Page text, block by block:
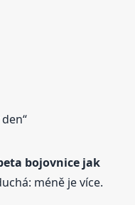
bojovnice jak
méně je více.